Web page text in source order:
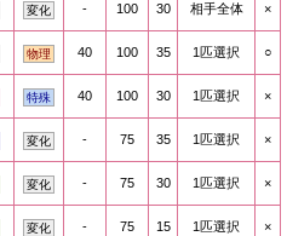
変化 - 100 30 相手全体 ×
物理 40 100 35 1匹選択 ○
特殊 40 100 30 1匹選択 ×
変化 - 75 35 1匹選択 ×
変化 - 75 30 1匹選択 ×
変化 - 75 15 1匹選択 ×